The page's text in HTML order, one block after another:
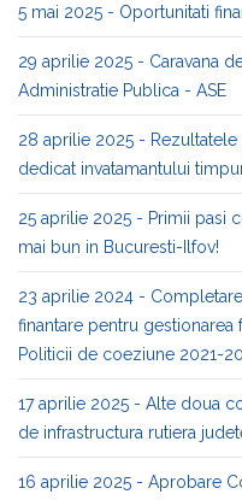
5 mai 2025 - Oportunitati
29 aprilie 2025 - Caravana
Administratie Publica - ASE
28 aprilie 2025 -
dedicat invatamantului
25 aprilie 2025 - Primii pasi
mai bun in Bucuresti-Ilfov!
23 aprilie 2024 -
finantare pentru
Politicii de coeziune 2021-
17 aprilie 2025 - Alte doua
de infrastructura rutiera
16 aprilie 2025 - Aprobare